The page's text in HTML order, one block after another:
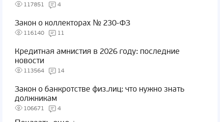
117851 4
Закон о коллекторах № 230-ФЗ
116140 11
Кредитная амнистия в 2026 году: последние
новости
113564 14
Закон о банкротстве физ.лиц: что нужно знать
должникам
106671 4